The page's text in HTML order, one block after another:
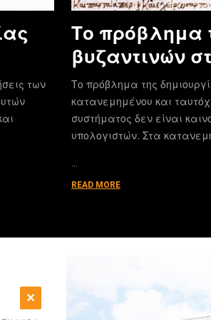
των
Το πρόβλημα
βυζαντινών
Το πρόβλημα της
κατανεμημένου και
συστήματος δεν είναι
υπολογιστών. Στα
READ MORE